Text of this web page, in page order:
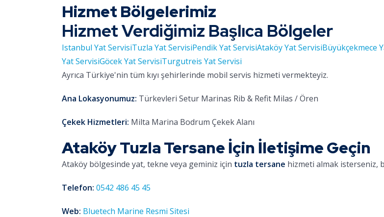
Hizmet Bölgelerimiz
Hizmet Verdiğimiz Başlıca Bölgeler
Istanbul Yat ServisiTuzla Yat ServisiPendik Yat ServisiAtaköy Yat ServisiBüyükçekmece
Yat ServisiGöcek Yat ServisiTurgutreis Yat Servisi
Ayrıca Türkiye'nin tüm kıyı şehirlerinde mobil servis hizmeti vermekteyiz.
Ana Lokasyonumuz: Türkevleri Setur Marinas Rib & Refit Milas / Ören
Çekek Hizmetleri: Milta Marina Bodrum Çekek Alanı
Ataköy Tuzla Tersane İçin İletişime Geçin
Ataköy bölgesinde yat, tekne veya geminiz için tuzla tersane hizmeti almak isterseniz,
Telefon: 0542 486 45 45
Web: Bluetech Marine Resmi Sitesi